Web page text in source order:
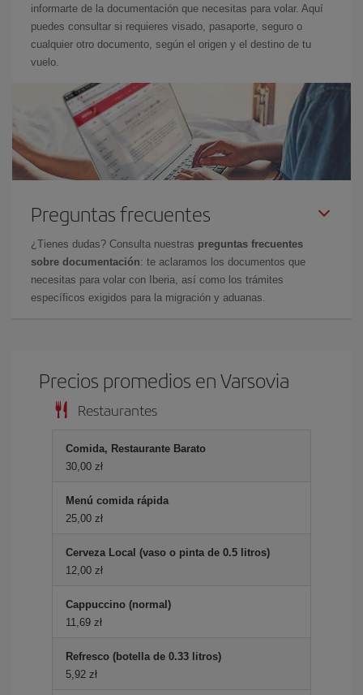
informarte de la documentación que necesitas para volar. Aquí
puedes consultar si requieres visado, pasaporte, seguro o
cualquier otro documento, según el origen y el destino de tu
vuelo.
Preguntas frecuentes
¿Tienes dudas? Consulta nuestras preguntas frecuentes
sobre documentación: te aclaramos los documentos que
necesitas para volar con Iberia, así como los trámites
específicos exigidos para la migración y aduanas.
Precios promedios en Varsovia
Restaurantes
Comida, Restaurante Barato
30,00 zł
Menú comida rápida
25,00 zł
Cerveza Local (vaso o pinta de 0.5 litros)
12,00 zł
Cappuccino (normal)
11,69 zł
Refresco (botella de 0.33 litros)
5,92 zł